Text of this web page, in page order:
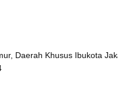
Daerah Khusus Ibukota